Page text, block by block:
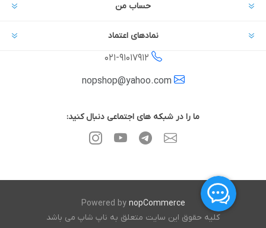
حساب من
نمادهای اعتماد
021-91017912
ما را در شبکه های اجتماعی دنبال کنید:
Powered by nopCommerce
کلیه حقوق این سایت متعلق به ناپ شاپ می باشد